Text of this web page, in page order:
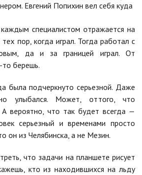
Евгений Попихин вел себя куда
специалистом отражается на
пор, когда играл. Тогда работал с
да и за границей играл. От
берешь.
была подчеркнуто серьезной. Даже
улыбался. Может, оттого, что
А вероятно, что так будет всегда —
серьезный и временами просто
он из Челябинска, а не Мезин.
что задачи на планшете рисует
кто из находившихся на льду